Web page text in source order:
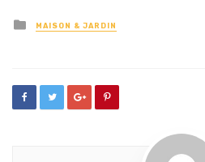
Posted
in
MAISON & JARDIN